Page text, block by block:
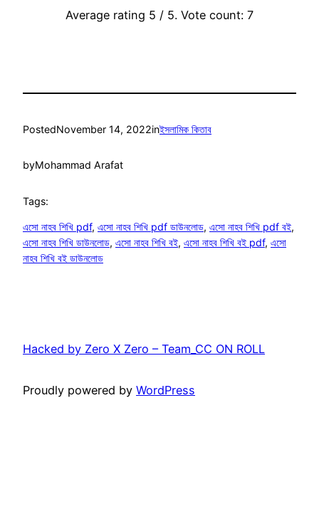
Average rating 5 / 5. Vote count: 7
PostedNovember 14, 2022inইসলামিক কিতাব
byMohammad Arafat
Tags:
এসো নাহব শিখি pdf, এসো নাহব শিখি pdf ডাউনলোড, এসো নাহব শিখি pdf বই
এসো নাহব শিখি ডাউনলোড, এসো নাহব শিখি বই, এসো নাহব শিখি বই pdf, এসো
নাহব শিখি বই ডাউনলোড
Hacked by Zero X Zero – Team_CC ON ROLL
Proudly powered by WordPress